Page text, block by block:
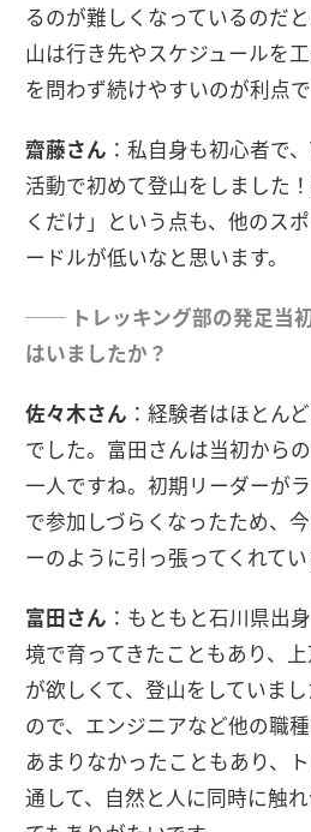
るのが難しくなっているのだ
山は行き先やスケジュールを
を問わず続けやすいのが利点で
齋藤さん ：私自身も初心者で
活動で初めて登山をしました
くだけ」という点も、他のス
ードルが低いなと思います。
── トレッキング部の発足当
はいましたか？
佐々木さん ：経験者はほとん
でした。富田さんは当初から
一人ですね。初期リーダーが
で参加しづらくなったため、
ーのように引っ張ってくれてい
富田さん ：もともと石川県出
境で育ってきたこともあり、
が欲しくて、登山をしていま
ので、エンジニアなど他の職
あまりなかったこともあり、
通して、自然と人に同時に触